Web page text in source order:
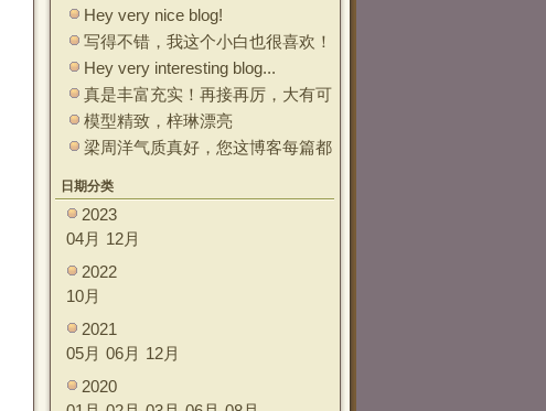
Hey very nice blog!
写得不错，我这个小白也很喜欢！
Hey very interesting blog...
真是丰富充实！再接再厉，大有可
为
模型精致，梓琳漂亮
梁周洋气质真好，您这博客每篇都
日期分类
2023
04月 12月
2022
10月
2021
05月 06月 12月
2020